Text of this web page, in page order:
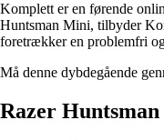
Komplett er en førende
Huntsman Mini, tilbyder
foretrækker en problemfri
Må denne dybdegående
Razer